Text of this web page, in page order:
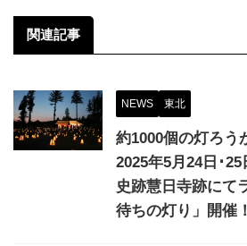
関連記事
NEWS 東北
約1000個の灯ろう
2025年5月24日･25
史跡慧日寺跡にて
待ちの灯り」開催！